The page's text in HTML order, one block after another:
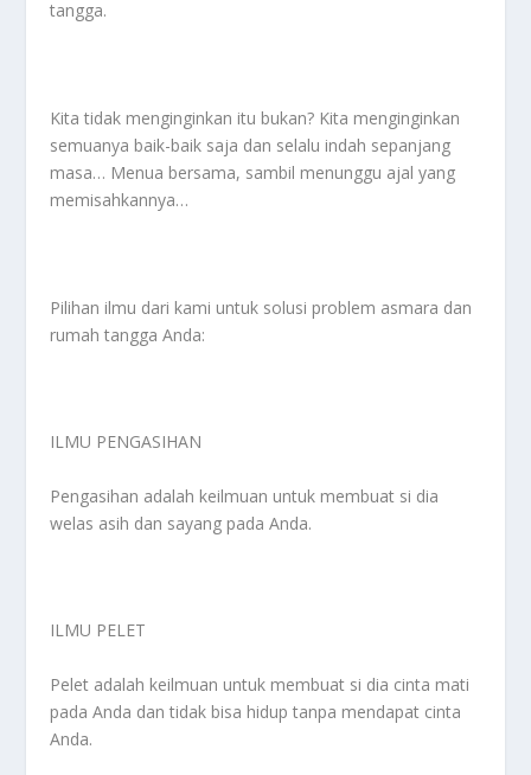
tangga.
Kita tidak menginginkan itu bukan? Kita menginginkan
semuanya baik-baik saja dan selalu indah sepanjang
masa… Menua bersama, sambil menunggu ajal yang
memisahkannya…
Pilihan ilmu dari kami untuk solusi problem asmara dan
rumah tangga Anda:
ILMU PENGASIHAN
Pengasihan adalah keilmuan untuk membuat si dia
welas asih dan sayang pada Anda.
ILMU PELET
Pelet adalah keilmuan untuk membuat si dia cinta mati
pada Anda dan tidak bisa hidup tanpa mendapat cinta
Anda.